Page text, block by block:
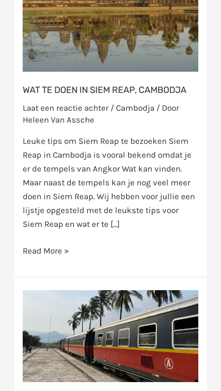
WAT TE DOEN IN SIEM REAP, CAMBODJA
Laat een reactie achter /Cambodja / Door
Heleen Van Assche
Leuke tips om Siem Reap te bezoeken Siem
Reap in Cambodja is vooral bekend omdat je
er de tempels van Angkor Wat kan vinden.
Maar naast de tempels kan je nog veel meer
doen in Siem Reap. Wij hebben voor jullie een
lijstje opgesteld met de leukste tips voor
Siem Reap en wat er te […]
Reap,
Cambodja
Read More »
weken